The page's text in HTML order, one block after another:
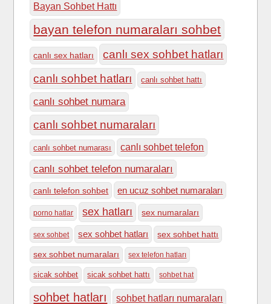
Bayan Sohbet Hattı
bayan telefon numaraları sohbet
canlı sex hatları
canlı sex sohbet hatları
canlı sohbet hatları
canlı sohbet hattı
canlı sohbet numara
canlı sohbet numaraları
canlı sohbet numarası canlı sohbet telefon
canlı sohbet telefon numaraları
canlı telefon sohbet en ucuz sohbet numaraları
porno hatlar sex hatları sex numaraları
sex sohbet sex sohbet hatları sex sohbet hattı
sex sohbet numaraları sex telefon hatları
sicak sohbet sicak sohbet hattı sohbet hat
sohbet hatları sohbet hatları numaraları